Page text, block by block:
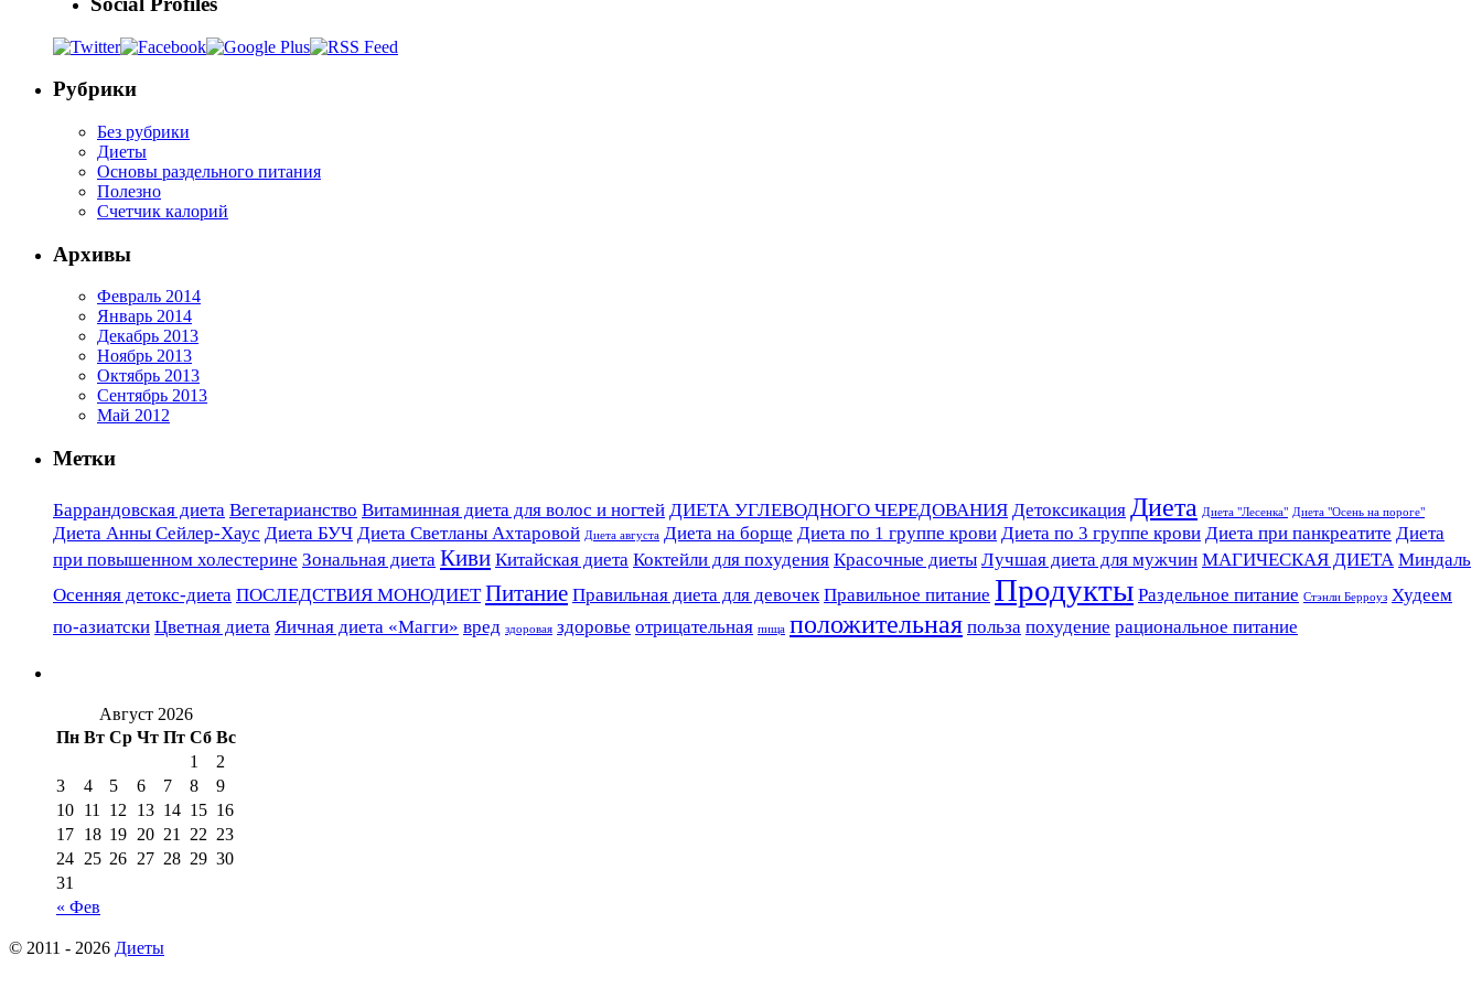
Рубрики
Без рубрики
Диеты
Основы раздельного питания
Полезно
Счетчик калорий
Архивы
Февраль 2014
Январь 2014
Декабрь 2013
Ноябрь 2013
Октябрь 2013
Сентябрь 2013
Май 2012
Метки
Баррандовская диета Вегетарианство Витаминная диета для волос и ногтей ДИЕТА УГЛЕВОДНОГО ЧЕРЕДОВАНИЯ Детоксикация Диета Диета "Лесенка" Диета "Осень на пороге"
Диета Анны Сейлер-Хаус Диета БУЧ Диета Светланы Ахтаровой Диета августа Диета на борще Диета по 1 группе крови Диета по 3 группе крови Диета при панкреатите Диета
при повышенном холестерине Зональная диета Киви Китайская диета Коктейли для похудения Красочные диеты Лучшая диета для мужчин МАГИЧЕСКАЯ ДИЕТА Миндаль
Осенняя детокс-диета ПОСЛЕДСТВИЯ МОНОДИЕТ Питание Правильная диета для девочек Правильное питание Продукты Раздельное питание Стэнли Берроуз Худеем
по-азиатски Цветная диета Яичная диета «Магги» вред здоровая здоровье отрицательная пища положительная польза похудение рациональное питание
Август 2026
Пн Вт Ср Чт Пт Сб Вс
« Фев
1
2
3
4 5 6 7 8
9
10 11 12 13 14 15 16
17 18 19 20 21 22 23
24 25 26 27 28 29 30
31
© 2011 - 2026 Диеты